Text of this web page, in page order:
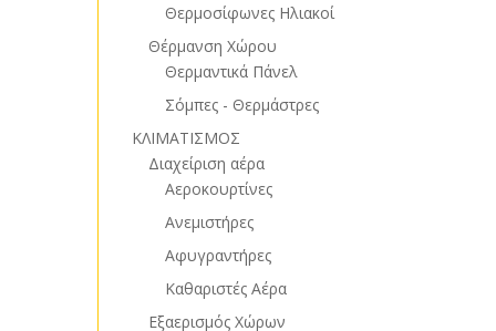
Θερμοσίφωνες Ηλιακοί
Θέρμανση Χώρου
Θερμαντικά Πάνελ
Σόμπες - Θερμάστρες
ΚΛΙΜΑΤΙΣΜΟΣ
Διαχείριση αέρα
Αεροκουρτίνες
Ανεμιστήρες
Αφυγραντήρες
Καθαριστές Αέρα
Εξαερισμός Χώρων